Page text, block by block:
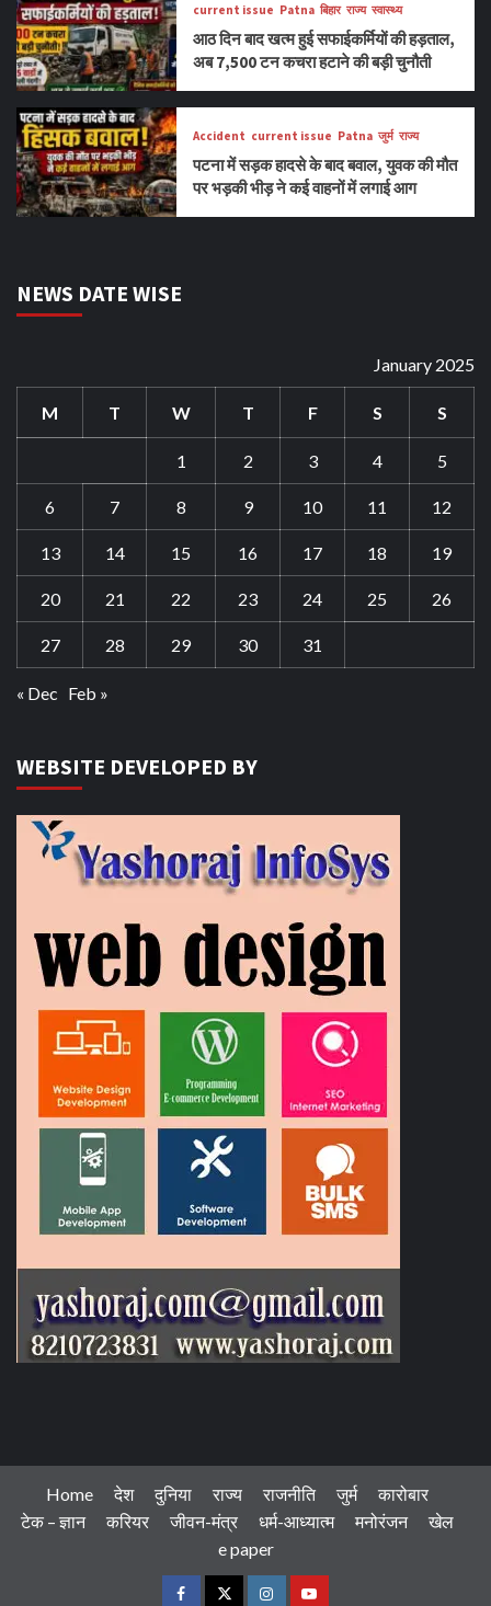
current issue Patna बिहार राज्य स्वास्थ्य
आठ दिन बाद खत्म हुई सफाईकर्मियों की हड़ताल,
अब 7,500 टन कचरा हटाने की बड़ी चुनौती
Accident current issue Patna जुर्म राज्य
पटना में सड़क हादसे के बाद बवाल, युवक की मौत
पर भड़की भीड़ ने कई वाहनों में लगाई आग
NEWS DATE WISE
January 2025
M T W T F S S
1 2 3 4 5
6 7 8 9 10 11 12
13 14 15 16 17 18 19
20 21 22 23 24 25 26
27 28 29 30 31
« Dec Feb »
WEBSITE DEVELOPED BY
Home देश दुनिया राज्य राजनीति जुर्म
कारोबार
टेक – ज्ञान
करियर जीवन-मंत्र धर्म-आध्यात्म मनोरंजन
खेल
e paper